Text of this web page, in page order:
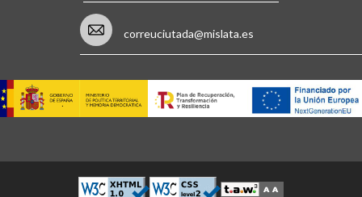
correuciutada@mislata.es